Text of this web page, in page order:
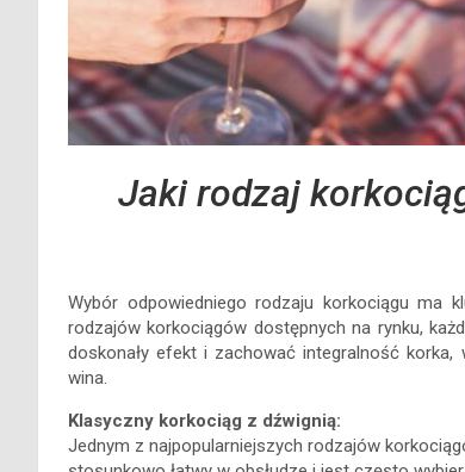
Jaki rodzaj
Wybór odpowiedniego rodzaju korkociągu ma
rodzajów korkociągów dostępnych na rynku,
doskonały efekt i zachować integralność
wina.
Klasyczny korkociąg z dźwignią:
Jednym z najpopularniejszych rodzajów